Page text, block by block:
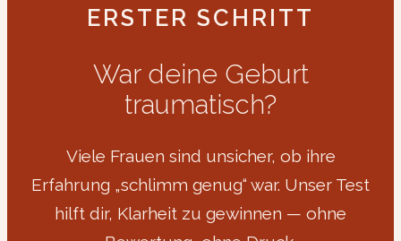
ERSTER SCHRITT
War deine Geburt
traumatisch?
Viele Frauen sind unsicher, ob ihre
Erfahrung „schlimm genug“ war. Unser Test
hilft dir, Klarheit zu gewinnen — ohne